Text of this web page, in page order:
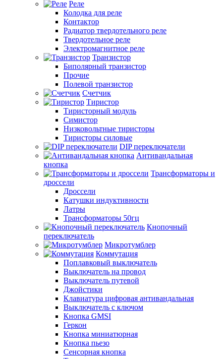
Реле
Колодка для реле
Контактор
Радиатор твердотельного реле
Твердотельное реле
Электромагнитное реле
Транзистор
Биполярный транзистор
Прочие
Полевой транзистор
Счетчик
Тиристор
Тиристорный модуль
Симистор
Низковольтные тиристоры
Тиристоры силовые
DIP переключатели
Антивандальная
кнопка
Трансформаторы и
дроссели
Дроссели
Катушки индуктивности
Латры
Трансформаторы 50гц
Кнопочный
переключатель
Микротумблер
Коммутация
Поплавковый выключатель
Выключатель на провод
Выключатель путевой
Джойстики
Клавиатура цифровая антивандальная
Выключатель с ключом
Кнопка GMSI
Геркон
Кнопка миниатюрная
Кнопка пьезо
Сенсорная кнопка